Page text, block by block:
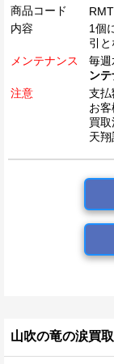
商品コード
内容
1個
引
メンテナンス
毎
ン
注意
支払
お客
買取
天翔
山吹の竜の涙買